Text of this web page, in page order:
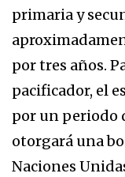
primaria y
por tres años.
pacificador, el
por un periodo
otorgará una
Naciones